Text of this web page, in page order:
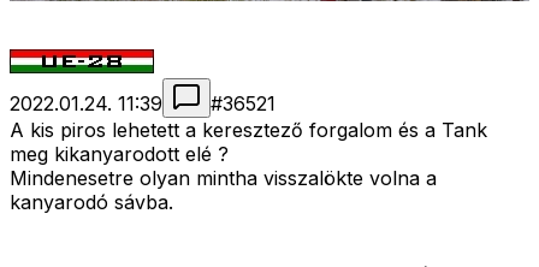
2022.01.24. 11:39 #36521
A kis piros lehetett a keresztező forgalom és a Tank
meg kikanyarodott elé ?
Mindenesetre olyan mintha visszalökte volna a
kanyarodó sávba.